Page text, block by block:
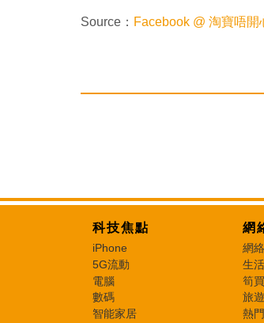
Source： Facebook @ 淘寶唔開
科技焦點
iPhone
5G流動
電腦
數碼
智能家居
網
網
生
筍
旅
熱